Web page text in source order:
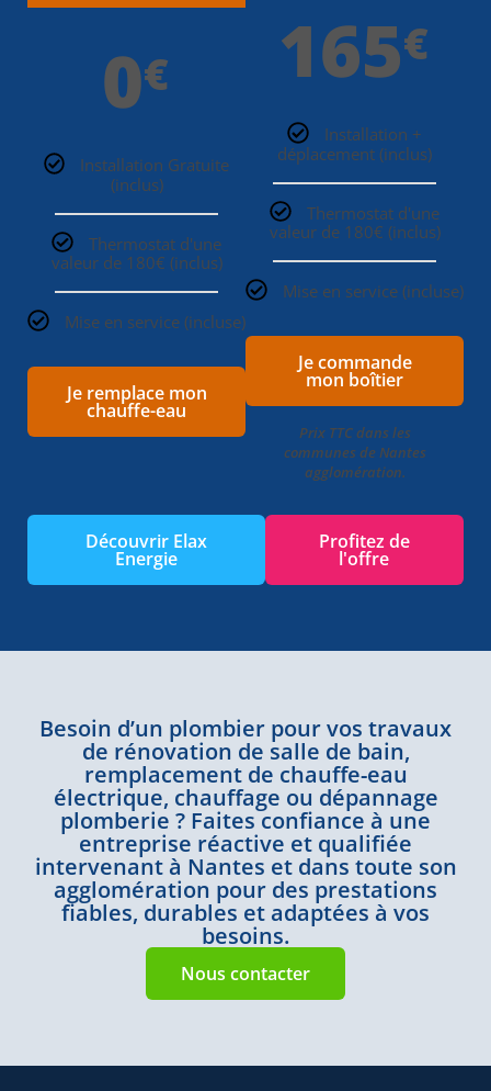
0€
Installation Gratuite
(inclus)
Thermostat d'une
valeur de 180€ (inclus)
Mise en service (incluse)
Je remplace mon
chauffe-eau
165€
Installation +
déplacement (inclus)
Thermostat d'une
valeur de 180€ (inclus)
Mise en service (incluse)
Je commande
mon boîtier
Prix TTC dans les
communes de Nantes
agglomération.
Découvrir Elax
Energie
Profitez de
l'offre
Besoin d’un plombier pour vos travaux
de rénovation de salle de bain,
remplacement de chauffe-eau
électrique, chauffage ou dépannage
plomberie ? Faites confiance à une
entreprise réactive et qualifiée
intervenant à Nantes et dans toute son
agglomération pour des prestations
fiables, durables et adaptées à vos
besoins.
Nous contacter